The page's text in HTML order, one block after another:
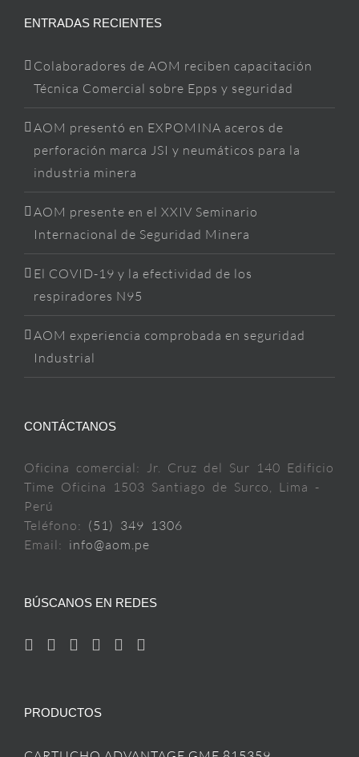
ENTRADAS RECIENTES
Colaboradores de AOM reciben capacitación
Técnica Comercial sobre Epps y seguridad
AOM presentó en EXPOMINA aceros de
perforación marca JSI y neumáticos para la
industria minera
AOM presente en el XXIV Seminario
Internacional de Seguridad Minera
El COVID-19 y la efectividad de los
respiradores N95
AOM experiencia comprobada en seguridad
Industrial
CONTÁCTANOS
Oficina comercial: Jr. Cruz del Sur 140 Edificio
Time Oficina 1503 Santiago de Surco, Lima -
Perú
Teléfono: (51) 349 1306
Email: info@aom.pe
BÚSCANOS EN REDES
PRODUCTOS